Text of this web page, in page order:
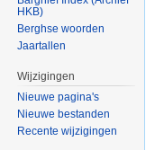
HKB)
Berghse woorden
Jaartallen
Wijzigingen
Nieuwe pagina's
Nieuwe bestanden
Recente wijzigingen